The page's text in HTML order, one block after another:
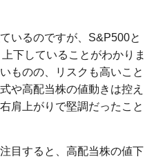
いるのですが、S&P500と
下していることがわかりま
ものの、リスクも高いこと
や高配当株の値動きは控え
肩上がりで堅調だったこと
目すると、高配当株の値下